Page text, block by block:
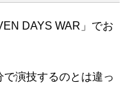
DAYS WAR」でお
演技するのとは違っ